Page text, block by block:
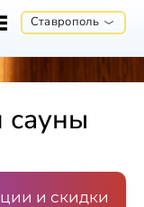
Ставрополь
сауны
и скидки